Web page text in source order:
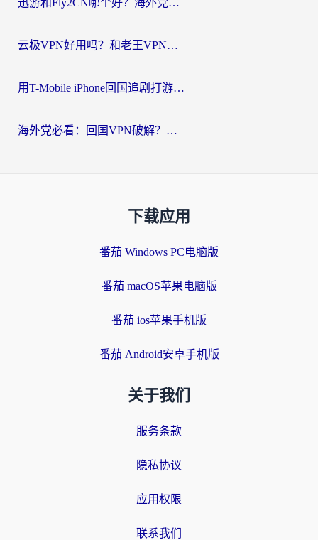
云极VPN好用吗？和老王VPN对比哪个回国效果更好？海外党必看的真实体验指南
用T-Mobile iPhone回国追剧打游戏，我差点把手机砸了
海外党必看：回国VPN破解？别踩坑！3步选对加速器无缝刷国内资源
下载应用
番茄 Windows PC电脑版
番茄 macOS苹果电脑版
番茄 ios苹果手机版
番茄 Android安卓手机版
关于我们
服务条款
隐私协议
应用权限
联系我们